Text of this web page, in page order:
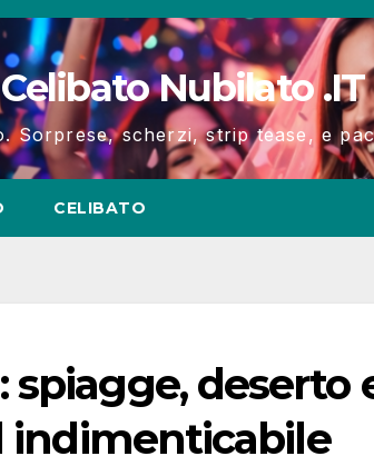
Nubilato .IT
Sorprese, scherzi, strip tease, e
CELIBATO
deserto
indimenticabile